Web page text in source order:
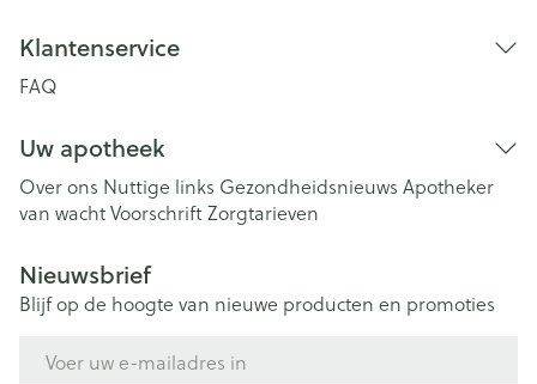
Klantenservice
FAQ
Uw apotheek
Over ons Nuttige links Gezondheidsnieuws Apotheker
van wachtVoorschriftZorgtarieven
Nieuwsbrief
Blijf op de hoogte van nieuwe producten en promoties